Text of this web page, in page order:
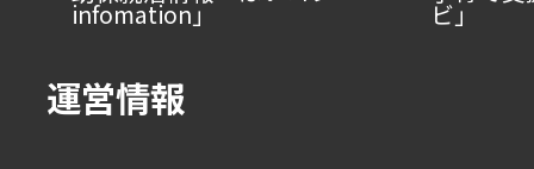
infomation」 ビ」
運営情報